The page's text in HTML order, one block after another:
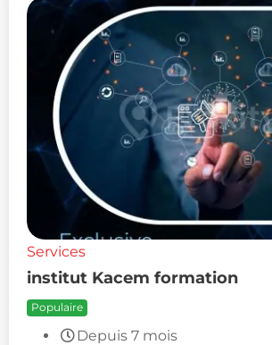
Services
institut Kacem formation
Populaire
Depuis 7 mois